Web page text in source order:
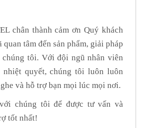
chân thành cảm ơn Quý khách
quan tâm đến sản phẩm, giải pháp
tôi. Với đội ngũ nhân viên
quyết, chúng tôi luôn luôn
và hỗ trợ bạn mọi lúc mọi nơi.
chúng tôi để được tư vấn và
tốt nhất!